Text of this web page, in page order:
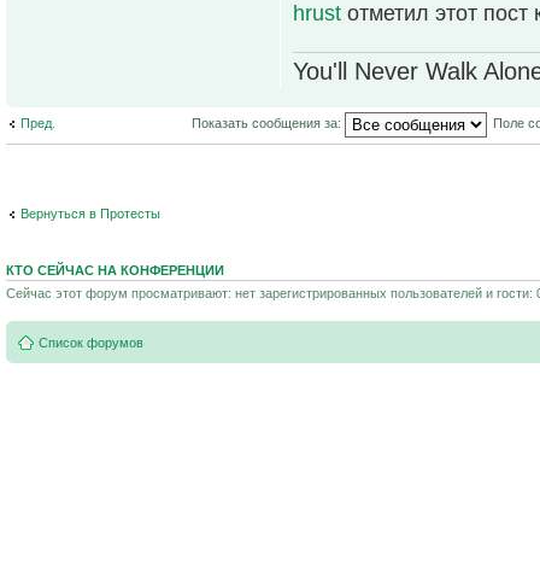
hrust отметил этот
You'll Never Walk
Пред. Показать сообщения за: Поле
Вернуться в Протесты
КТО СЕЙЧАС НА КОНФЕРЕНЦИИ
Сейчас этот форум просматривают: нет зарегистрированных пользователей и гости:
Список форумов